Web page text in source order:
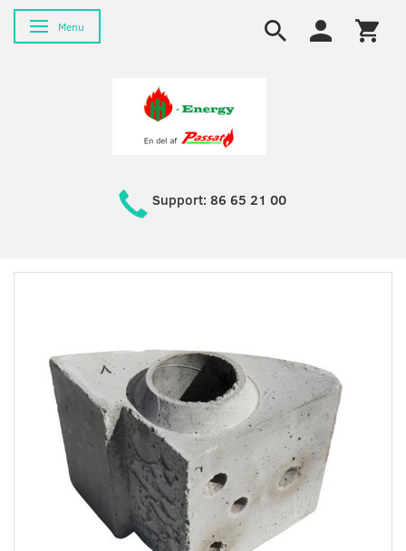
Skifte navigation
Menu
Support: 86 65 21 00